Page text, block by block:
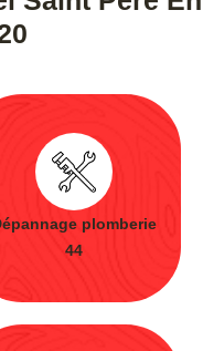
plomberie
44